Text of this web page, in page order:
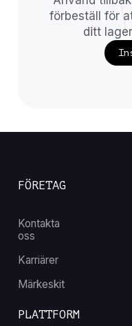
förbeställ för
ditt
FÖRETAG
Kontakta
oss
Karriärer
Märkeskit
PLATTFORM